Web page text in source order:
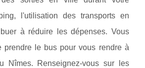
l'utilisation des transports en
à réduire les dépenses. Vous
prendre le bus pour vous rendre à
Nîmes. Renseignez-vous sur les